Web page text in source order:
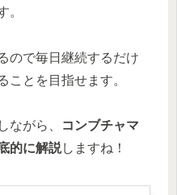
。
ので毎日継続するだけ
ことを目指せます。
ながら、
コンブチャマ
的に解説しますね！